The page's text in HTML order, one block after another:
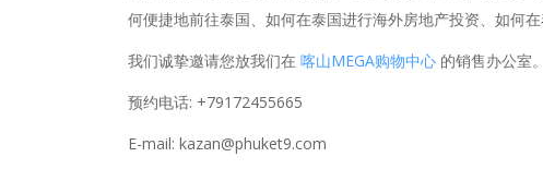
何便捷地前往泰国、如何在泰国进行海外房地产投资、如何
我们诚挚邀请您放我们在 喀山MEGA购物中心 的销售办公室。
预约电话: +79172455665
E-mail: kazan@phuket9.com